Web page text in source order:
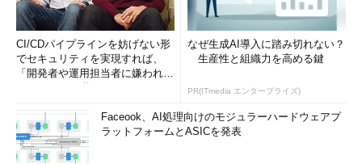
CI/CDパイプラインを妨げない形
でセキュリティを実現すれば、
「開発者や運用担当者に嫌われな
なぜ生成AI導入に踏み切れない？
生産性と組織力を高める鍵
PR(ITmedia エンタープライズ)
Faceook、AI処理向けのモジュラーハードウェアプ
ラットフォームとASICを発表